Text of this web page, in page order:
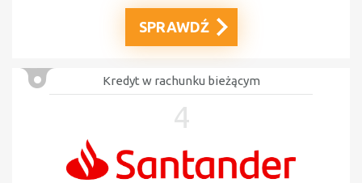
SPRAWDŹ
Kredyt w rachunku bieżącym
4